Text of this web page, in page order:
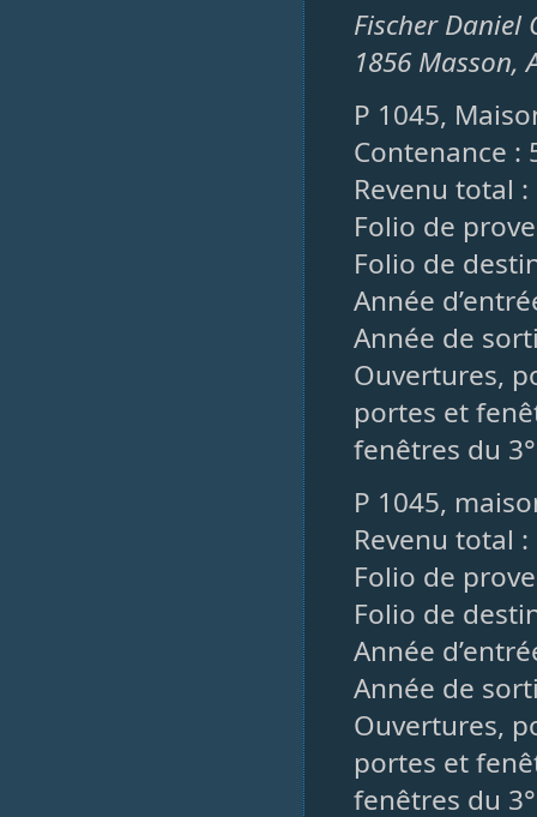
Fischer Daniel
1856 Masson,
P 1045,
Contenance :
Revenu total
Folio de
Folio de
Année
Année de
Ouvertures,
portes et
fenêtres du
P 1045,
Revenu total
Folio de
Folio de
Année
Année de
Ouvertures,
portes et
fenêtres du